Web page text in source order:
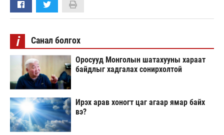
i Санал болгох
Оросууд Монголын шатахууны хараат
байдлыг хадгалах сонирхолтой
Ирэх арав хоногт цаг агаар ямар байх
вэ?